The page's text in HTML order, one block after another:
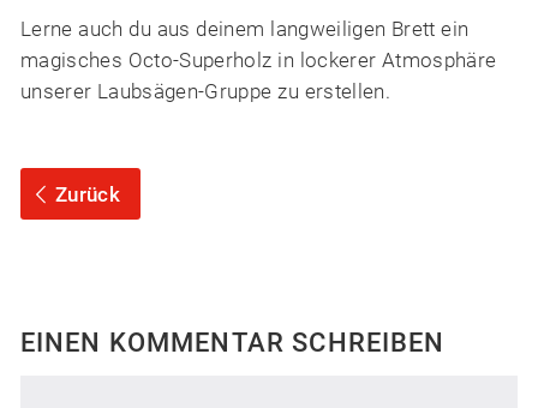
Lerne auch du aus deinem langweiligen Brett ein
magisches Octo-Superholz in lockerer Atmosphäre
unserer Laubsägen-Gruppe zu erstellen.
Zurück
EINEN KOMMENTAR SCHREIBEN